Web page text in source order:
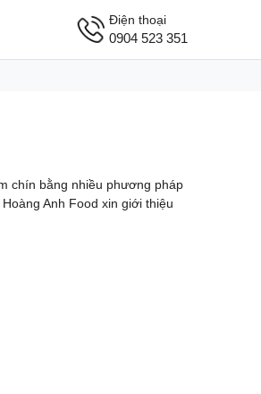
Điện thoại
0904 523 351
chín bằng nhiều phương pháp
Anh Food xin giới thiệu